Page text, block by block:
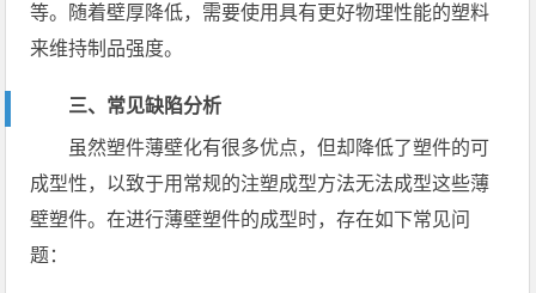
等。随着壁厚降低，需要使用具有更好物理性能的塑料
来维持制品强度。
三、常见缺陷分析
虽然塑件薄壁化有很多优点，但却降低了塑件的可
成型性，以致于用常规的注塑成型方法无法成型这些薄
壁塑件。在进行薄壁塑件的成型时，存在如下常见问
题：